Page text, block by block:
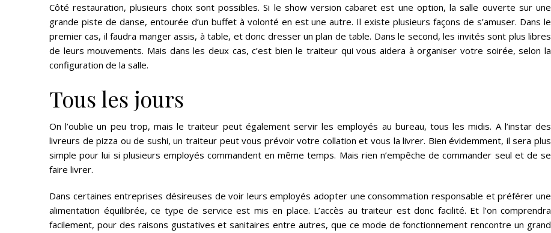
Côté restauration, plusieurs choix sont possibles. Si le show version cabaret est une option, la salle ouverte sur une
grande piste de danse, entourée d’un buffet à volonté en est une autre. Il existe plusieurs façons de s’amuser. Dans le
premier cas, il faudra manger assis, à table, et donc dresser un plan de table. Dans le second, les invités sont plus libres
de leurs mouvements. Mais dans les deux cas, c’est bien le traiteur qui vous aidera à organiser votre soirée, selon la
configuration de la salle.
Tous les jours
On l’oublie un peu trop, mais le traiteur peut également servir les employés au bureau, tous les midis. A l’instar des
livreurs de pizza ou de sushi, un traiteur peut vous prévoir votre collation et vous la livrer. Bien évidemment, il sera plus
simple pour lui si plusieurs employés commandent en même temps. Mais rien n’empêche de commander seul et de se
faire livrer.
Dans certaines entreprises désireuses de voir leurs employés adopter une consommation responsable et préférer une
alimentation équilibrée, ce type de service est mis en place. L’accès au traiteur est donc facilité. Et l’on comprendra
facilement, pour des raisons gustatives et sanitaires entre autres, que ce mode de fonctionnement rencontre un grand